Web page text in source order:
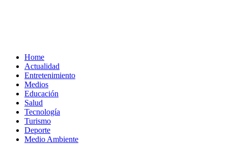
Home
Actualidad
Entretenimiento
Medios
Educación
Salud
Tecnología
Turismo
Deporte
Medio Ambiente